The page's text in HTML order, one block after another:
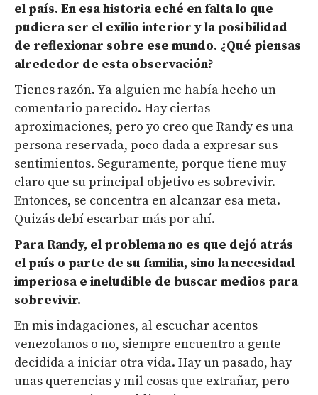
el país. En esa historia eché en falta lo que
pudiera ser el exilio interior y la posibilidad
de reflexionar sobre ese mundo. ¿Qué piensas
alrededor de esta observación?
Tienes razón. Ya alguien me había hecho un
comentario parecido. Hay ciertas
aproximaciones, pero yo creo que Randy es una
persona reservada, poco dada a expresar sus
sentimientos. Seguramente, porque tiene muy
claro que su principal objetivo es sobrevivir.
Entonces, se concentra en alcanzar esa meta.
Quizás debí escarbar más por ahí.
Para Randy, el problema no es que dejó atrás
el país o parte de su familia, sino la necesidad
imperiosa e ineludible de buscar medios para
sobrevivir.
En mis indagaciones, al escuchar acentos
venezolanos o no, siempre encuentro a gente
decidida a iniciar otra vida. Hay un pasado, hay
unas querencias y mil cosas que extrañar, pero